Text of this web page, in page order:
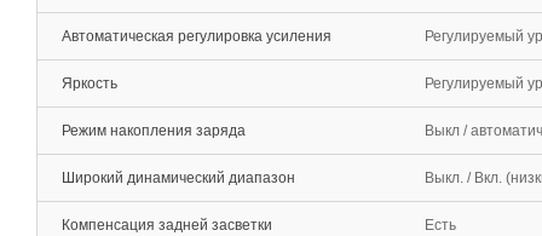
Автоматическая регулировка усиления Регулируемый
Яркость Регулируемый
Режим накопления заряда Выкл /
Широкий динамический диапазон Выкл. / Вкл.
Компенсация задней засветки Есть